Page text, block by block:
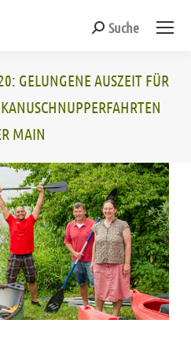
Search:
Suche
GELUNGENE AUSZEIT FÜR
MAIN